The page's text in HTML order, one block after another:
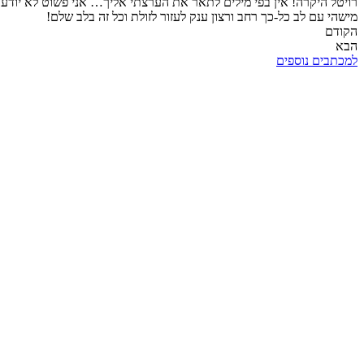
מישהי עם לב כל-כך רחב ורצון ענק לעזור לזולת וכל זה בלב שלם!
הקודם
הבא
למכתבים נוספים